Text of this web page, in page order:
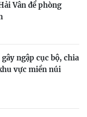
Vân để phòng
ngập cục bộ, chia
vực miền núi